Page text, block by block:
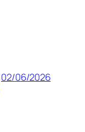
02/06/2026